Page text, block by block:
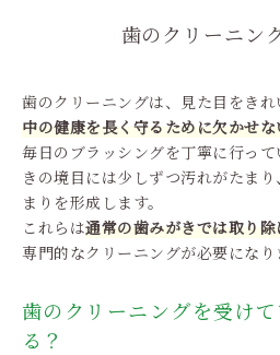
歯のクリーニン
歯のクリーニングは、見た目をきれ
中の健康を長く守るために欠かせな
毎日のブラッシングを丁寧に行っ
きの境目には少しずつ汚れがたま
まりを形成します。
これらは通常の歯みがきでは取り除
専門的なクリーニングが必要になり
歯のクリーニングを受け
る？